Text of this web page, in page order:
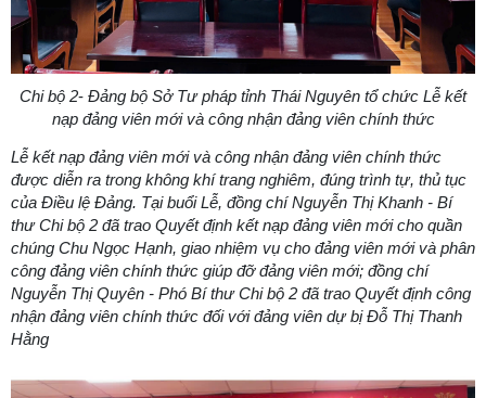
Chi bộ 2- Đảng bộ Sở Tư pháp tỉnh Thái Nguyên tổ chức Lễ kết
nạp đảng viên mới và công nhận đảng viên chính thức
Lễ kết nạp đảng viên mới và công nhận đảng viên chính thức
được diễn ra trong không khí trang nghiêm, đúng trình tự, thủ tục
của Điều lệ Đảng. Tại buổi Lễ, đồng chí Nguyễn Thị Khanh - Bí
thư Chi bộ 2 đã trao Quyết định kết nạp đảng viên mới cho quần
chúng Chu Ngọc Hạnh, giao nhiệm vụ cho đảng viên mới và phân
công đảng viên chính thức giúp đỡ đảng viên mới; đồng chí
Nguyễn Thị Quyên - Phó Bí thư Chi bộ 2 đã trao Quyết định công
nhận đảng viên chính thức đối với đảng viên dự bị Đỗ Thị Thanh
Hằng